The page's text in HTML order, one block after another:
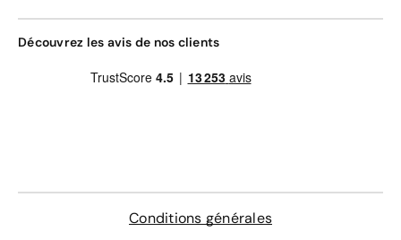
Découvrez les avis de nos clients
Conditions générales